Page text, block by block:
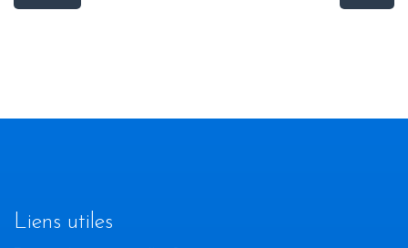
Liens utiles